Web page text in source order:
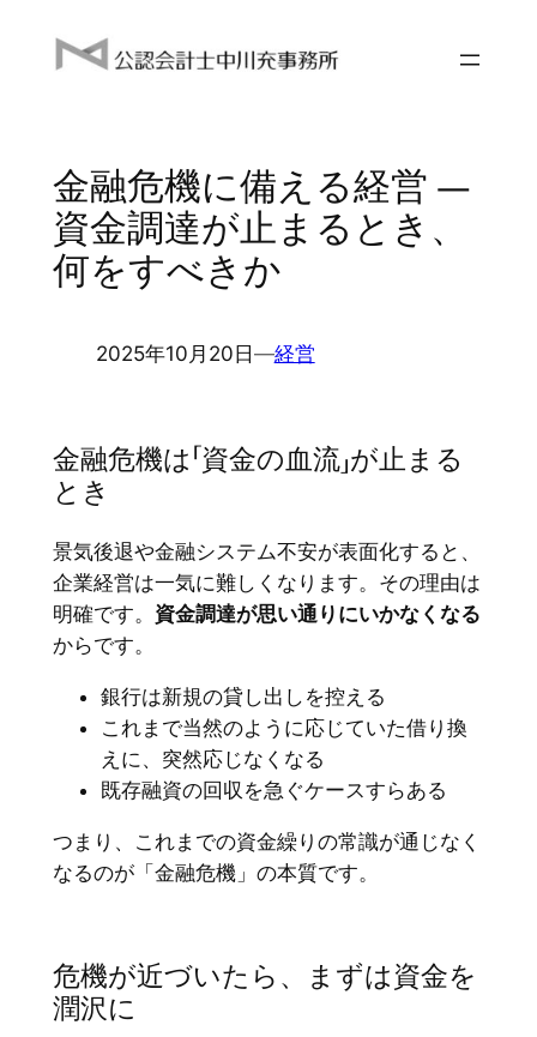
金融危機に備える経営 ―
資金調達が止まるとき、
何をすべきか
2025年10月20日―経営
金融危機は「資金の血流」が止まる
とき
景気後退や金融システム不安が表面化すると、
企業経営は一気に難しくなります。その理由は
明確です。 資金調達が思い通りにいかなくなる
からです。
銀行は新規の貸し出しを控える
これまで当然のように応じていた借り換
えに、突然応じなくなる
既存融資の回収を急ぐケースすらある
つまり、これまでの資金繰りの常識が通じなく
なるのが「金融危機」の本質です。
危機が近づいたら、まずは資金を
潤沢に